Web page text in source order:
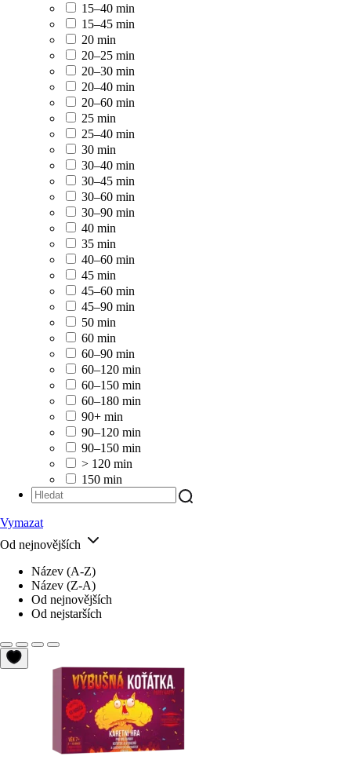
15–40 min
15–45 min
20 min
20–25 min
20–30 min
20–40 min
20–60 min
25 min
25–40 min
30 min
30–40 min
30–45 min
30–60 min
30–90 min
40 min
35 min
40–60 min
45 min
45–60 min
45–90 min
50 min
60 min
60–90 min
60–120 min
60–150 min
60–180 min
90+ min
90–120 min
90–150 min
> 120 min
150 min
Vymazat
Od nejnovějších
Název (A-Z)
Název (Z-A)
Od nejnovějších
Od nejstarších